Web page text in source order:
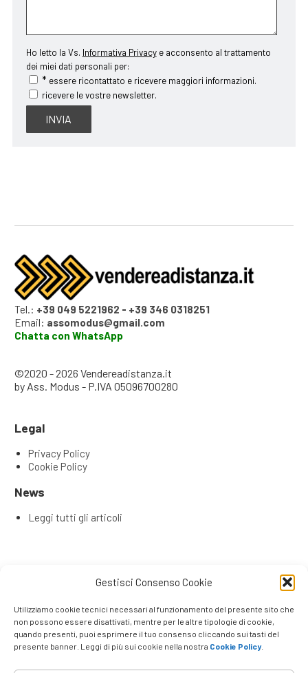
Gestisci Consenso Cookie
Utilizziamo cookie tecnici necessari al funzionamento del presente sito che
non possono essere disattivati, mentre per le altre tipologie di cookie,
quando presenti, puoi esprimere il tuo consenso cliccando sui tasti del
presente banner. Leggi di più sui cookie nella nostra Cookie Policy.
Ho letto la Vs. Informativa Privacye acconsento al trattamento
dei miei dati personali per:
* essere ricontattato e ricevere maggiori informazioni.
ricevere le vostre newsletter.
Tel.: +39 049 5221962 - +39 346 0318251
Email: assomodus@gmail.com
Chatta con WhatsApp
©2020 - 2026 Vendereadistanza.it
by Ass. Modus - P.IVA 05096700280
Legal
Privacy Policy
Cookie Policy
News
Leggi tutti gli articoli
commerciale ha bisogno di una Content & Service Room
(CSR)
Remote Seller di Successo: Le 4 Competenze Chiave che
Fanno la Differenza